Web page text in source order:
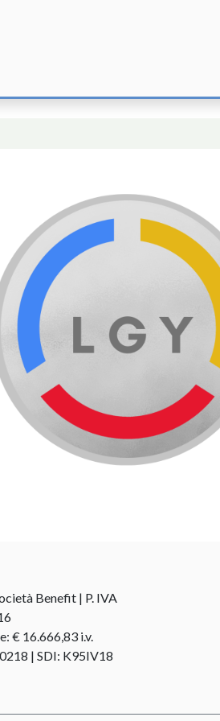
Benefit | P. IVA
€ 16.666,83 i.v.
| SDI: K95IV18